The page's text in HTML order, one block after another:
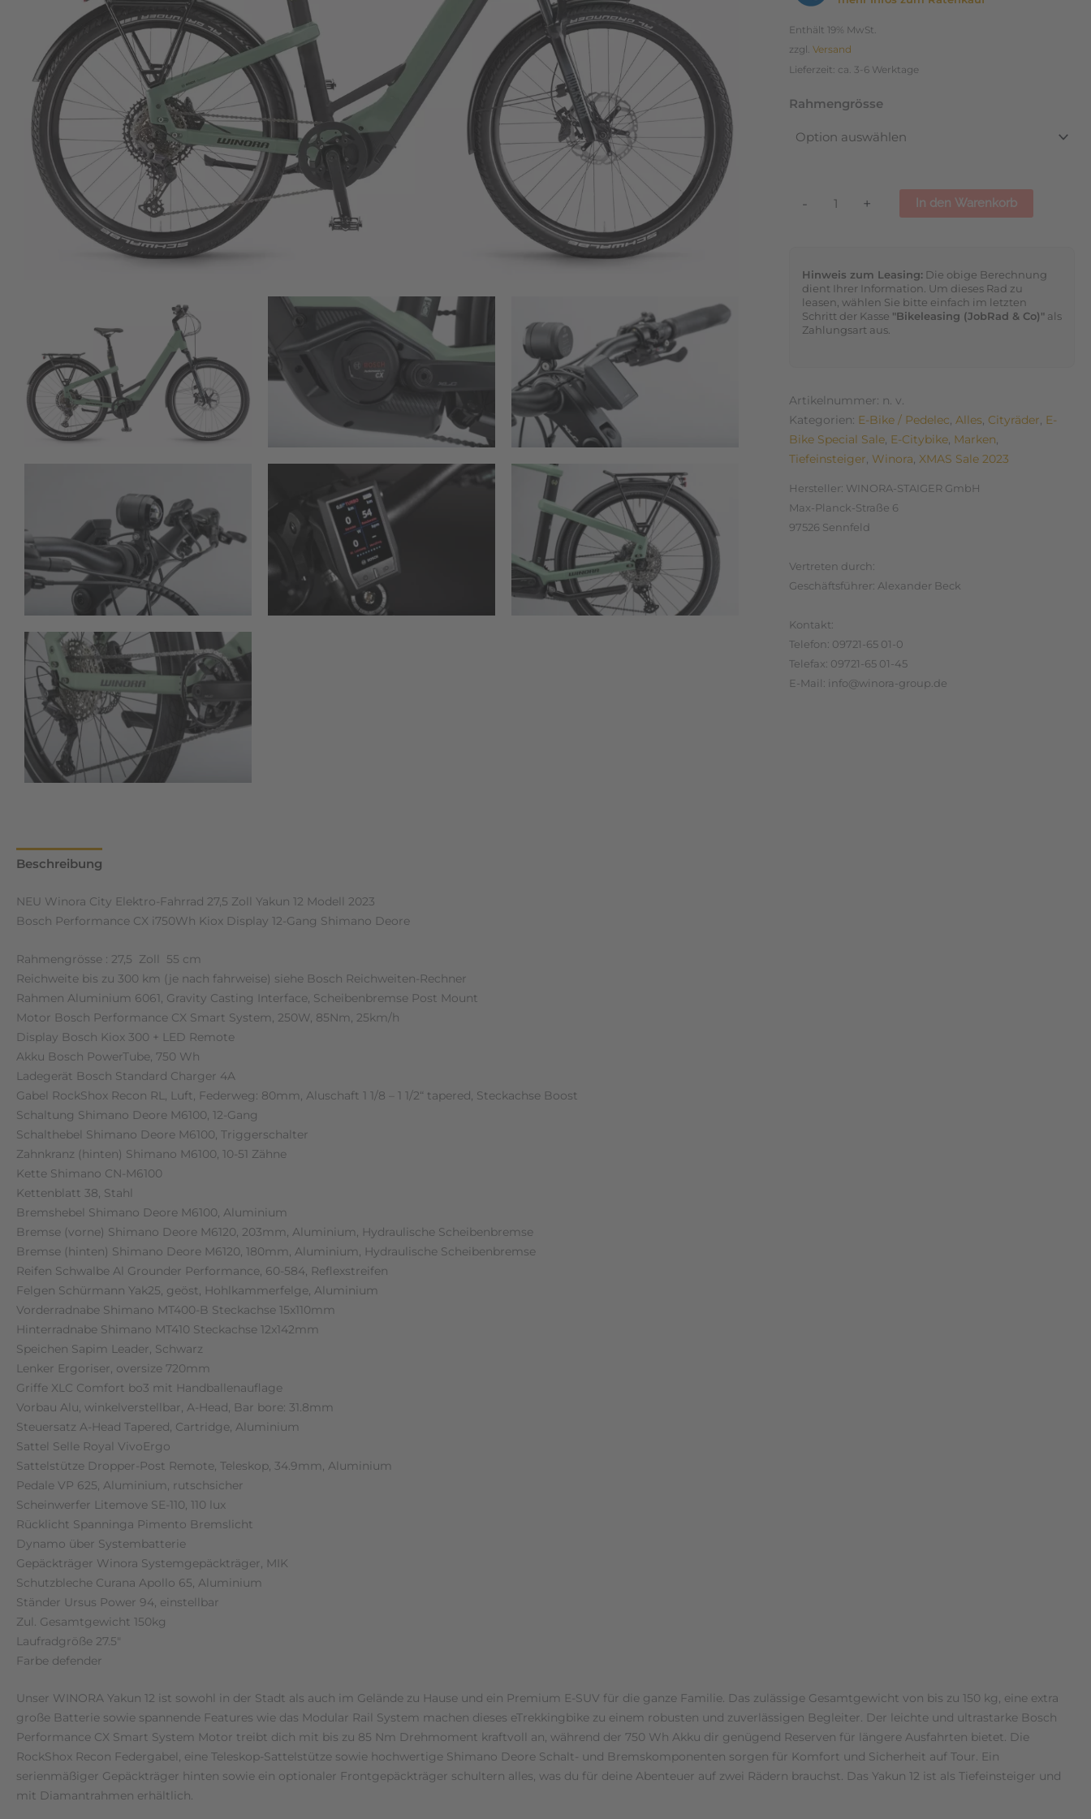
Enthält 19% MwSt.
zzgl. Versand
Lieferzeit: ca. 3-6 Werktage
Rahmengrösse
-
12-
Gang
Deore
Menge
+ In den Warenkorb
Hinweis zum Leasing: Die obige Berechnung
dient Ihrer Information. Um dieses Rad zu
leasen, wählen Sie bitte einfach im letzten
Schritt der Kasse "Bikeleasing (JobRad & Co)"als
Zahlungsart aus.
Artikelnummer: n. v.
Kategorien: E-Bike / Pedelec, Alles, Cityräder, E-
Bike Special Sale, E-Citybike, Marken,
Tiefeinsteiger, Winora, XMAS Sale 2023
Hersteller: WINORA-STAIGER GmbH
Max-Planck-Straße 6
97526 Sennfeld
Vertreten durch:
Geschäftsführer: Alexander Beck
Kontakt:
Telefon: 09721-65 01-0
Telefax: 09721-65 01-45
E-Mail: info@winora-group.de
Beschreibung
NEU Winora City Elektro-Fahrrad 27,5 Zoll Yakun 12 Modell 2023
Bosch Performance CX i750Wh Kiox Display 12-Gang Shimano Deore
Rahmengrösse : 27,5 Zoll 55 cm
Reichweite bis zu 300 km (je nach fahrweise) siehe Bosch Reichweiten-Rechner
Rahmen Aluminium 6061, Gravity Casting Interface, Scheibenbremse Post Mount
Motor Bosch Performance CX Smart System, 250W, 85Nm, 25km/h
Display Bosch Kiox 300 + LED Remote
Akku Bosch PowerTube, 750 Wh
Ladegerät Bosch Standard Charger 4A
Gabel RockShox Recon RL, Luft, Federweg: 80mm, Aluschaft 1 1/8 – 1 1/2“ tapered, Steckachse Boost
Schaltung Shimano Deore M6100, 12-Gang
Schalthebel Shimano Deore M6100, Triggerschalter
Zahnkranz (hinten) Shimano M6100, 10-51 Zähne
Kette Shimano CN-M6100
Kettenblatt 38, Stahl
Bremshebel Shimano Deore M6100, Aluminium
Bremse (vorne) Shimano Deore M6120, 203mm, Aluminium, Hydraulische Scheibenbremse
Bremse (hinten) Shimano Deore M6120, 180mm, Aluminium, Hydraulische Scheibenbremse
Reifen Schwalbe Al Grounder Performance, 60-584, Reflexstreifen
Felgen Schürmann Yak25, geöst, Hohlkammerfelge, Aluminium
Vorderradnabe Shimano MT400-B Steckachse 15x110mm
Hinterradnabe Shimano MT410 Steckachse 12x142mm
Speichen Sapim Leader, Schwarz
Lenker Ergoriser, oversize 720mm
Griffe XLC Comfort bo3 mit Handballenauflage
Vorbau Alu, winkelverstellbar, A-Head, Bar bore: 31.8mm
Steuersatz A-Head Tapered, Cartridge, Aluminium
Sattel Selle Royal VivoErgo
Sattelstütze Dropper-Post Remote, Teleskop, 34.9mm, Aluminium
Pedale VP 625, Aluminium, rutschsicher
Scheinwerfer Litemove SE-110, 110 lux
Rücklicht Spanninga Pimento Bremslicht
Dynamo über Systembatterie
Gepäckträger Winora Systemgepäckträger, MIK
Schutzbleche Curana Apollo 65, Aluminium
Ständer Ursus Power 94, einstellbar
Zul. Gesamtgewicht 150kg
Laufradgröße 27.5″
Farbe defender
Unser WINORA Yakun 12 ist sowohl in der Stadt als auch im Gelände zu Hause und ein Premium E-SUV für die ganze Familie. Das zulässige Gesamtgewicht von bis zu 150 kg, eine extra
große Batterie sowie spannende Features wie das Modular Rail System machen dieses eTrekkingbike zu einem robusten und zuverlässigen Begleiter. Der leichte und ultrastarke Bosch
Performance CX Smart System Motor treibt dich mit bis zu 85 Nm Drehmoment kraftvoll an, während der 750 Wh Akku dir genügend Reserven für längere Ausfahrten bietet. Die
RockShox Recon Federgabel, eine Teleskop-Sattelstütze sowie hochwertige Shimano Deore Schalt- und Bremskomponenten sorgen für Komfort und Sicherheit auf Tour. Ein
serienmäßiger Gepäckträger hinten sowie ein optionaler Frontgepäckträger schultern alles, was du für deine Abenteuer auf zwei Rädern brauchst. Das Yakun 12 ist als Tiefeinsteiger und
mit Diamantrahmen erhältlich.